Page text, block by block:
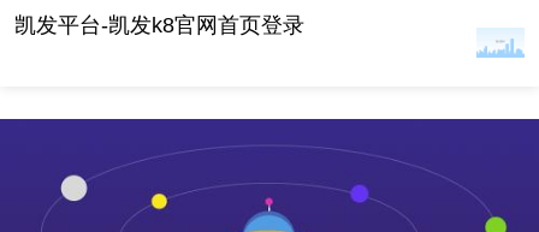
英德芸居度假酒店 -凯发平台
凯发平台-凯发k8官网首页登录